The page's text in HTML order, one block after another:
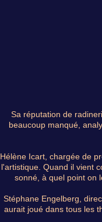
Sa réputation de
beaucoup manqué,
Hélène Icart, chargée de
l'artistique. Quand il vient
sonné, à quel point on
Stéphane Engelberg,
aurait joué dans tous les